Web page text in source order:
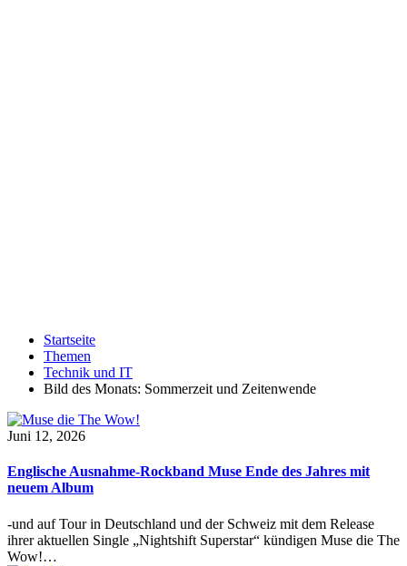
Startseite
Themen
Technik und IT
Bild des Monats: Sommerzeit und Zeitenwende
Juni 12, 2026
Englische Ausnahme-Rockband Muse Ende des Jahres mit
neuem Album
-und auf Tour in Deutschland und der Schweiz mit dem Release
ihrer aktuellen Single „Nightshift Superstar“ kündigen Muse die The
Wow!…